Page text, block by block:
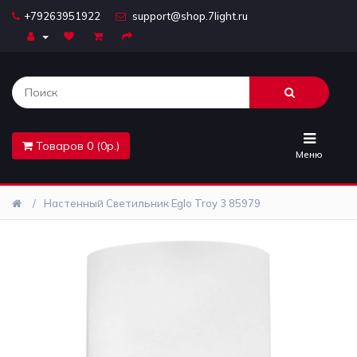
+79263951922 support@shop.7light.ru
Товаров 0 (0р.)
Меню
Комплектующие
Лайтбоксы
Настенный Светильник Eglo Troy 3 85979